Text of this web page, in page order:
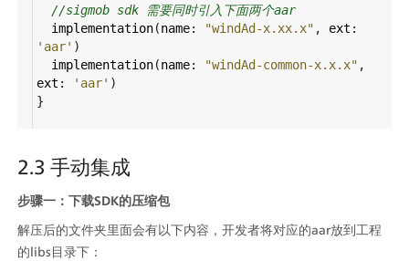
//sigmob sdk 需要同时引入下面两个aar
implementation(name: "windAd-x.xx.x" , ext
'aar'
implementation(name: "windAd-common-x.x.x"
ext : 'aar'
}
2.3 手动集成
步骤一：下载SDK的压缩包
解压后的文件夹里面会有以下内容，开发者将对应的aar放到工程
的libs目录下：